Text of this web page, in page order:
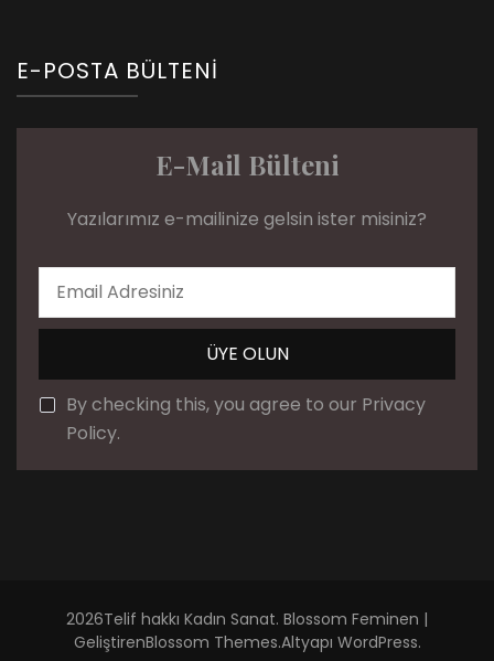
E-POSTA BÜLTENI
E-Mail Bülteni
Yazılarımız e-mailinize gelsin ister misiniz?
By checking this, you agree to our Privacy
Policy.
2026Telif hakkı Kadın Sanat. Blossom Feminen |
GeliştirenBlossom Themes.Altyapı WordPress.